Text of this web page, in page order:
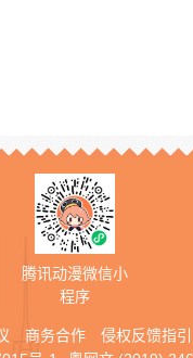
腾讯动漫微信小
程序
商务合作 侵权反馈指引